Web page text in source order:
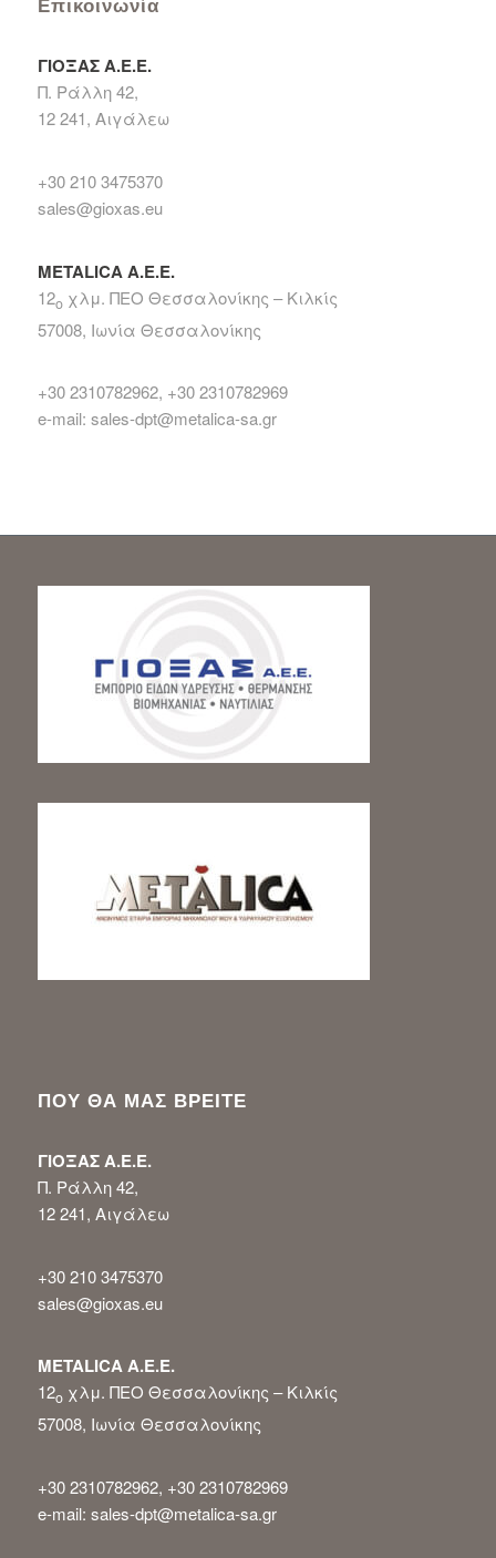
Επικοινωνία
ΓΙΟΞΑΣ Α.Ε.Ε.
Π. Ράλλη 42,
12 241, Αιγάλεω
+30 210 3475370
sales@gioxas.eu
METALICA Α.Ε.Ε.
12ο χλμ. ΠΕΟ Θεσσαλονίκης – Κιλκίς
57008, Ιωνία Θεσσαλονίκης
+30 2310782962, +30 2310782969
e-mail: sales-dpt@metalica-sa.gr
ΠΟΥ ΘΑ ΜΑΣ ΒΡΕΙΤΕ
ΓΙΟΞΑΣ Α.Ε.Ε.
Π. Ράλλη 42,
12 241, Αιγάλεω
+30 210 3475370
sales@gioxas.eu
METALICA Α.Ε.Ε.
12οχλμ. ΠΕΟ Θεσσαλονίκης – Κιλκίς
57008, Ιωνία Θεσσαλονίκης
+30 2310782962, +30 2310782969
e-mail: sales-dpt@metalica-sa.gr